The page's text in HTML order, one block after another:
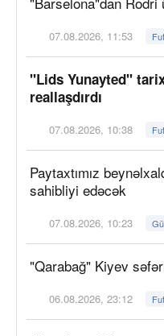
07.08.2026, 11:53
"Lids Yunayted"
reallaşdırdı
07.08.2026, 10:38
Paytaxtımız
sahibliyi edəcək
07.08.2026, 10:23
"Qarabağ" Kiyev
06.08.2026, 23:12